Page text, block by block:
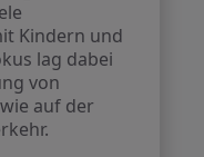
Kindern und
lag dabei
von
auf der